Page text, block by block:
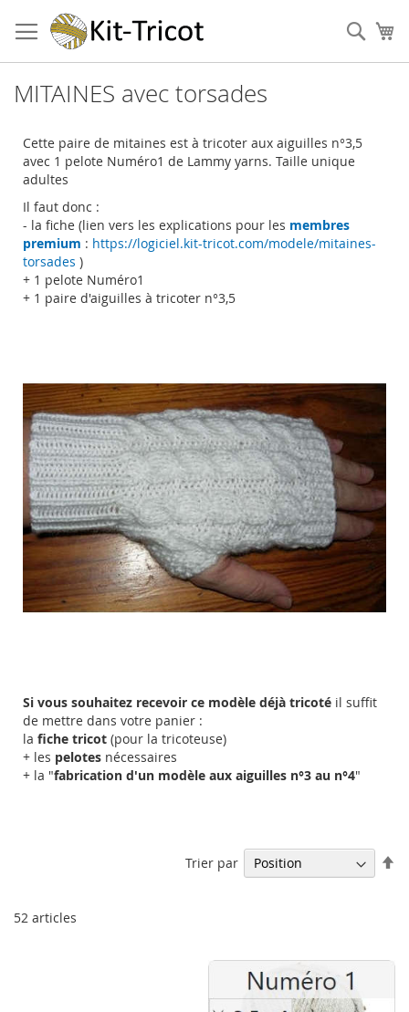
au
contenu
MITAINES avec torsades
Cette paire de mitaines est à tricoter aux aiguilles n°3,5
avec 1 pelote Numéro1 de Lammy yarns. Taille unique
adultes
Il faut donc :
- la fiche (lien vers les explications pour les membres
premium : https://logiciel.kit-tricot.com/modele/mitaines-
torsades )
+ 1 pelote Numéro1
+ 1 paire d'aiguilles à tricoter n°3,5
Si vous souhaitez recevoir ce modèle déjà tricoté il suffit
de mettre dans votre panier :
la fiche tricot (pour la tricoteuse)
+ les pelotes nécessaires
+ la "fabrication d'un modèle aux aiguilles n°3 au n°4"
52 articles
Trier par